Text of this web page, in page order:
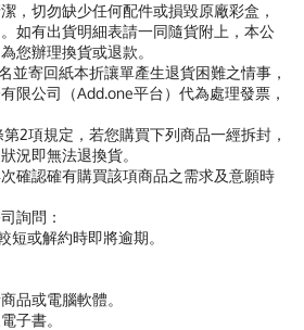
，切勿缺少任何配件或損毀原廠彩盒，
如有出貨明細表請一同隨貨附上，本公
您辦理換貨或退款。
並寄回紙本折讓單產生退貨困難之情事，
限公司（Add.one平台）代為處理發票，
2項規定，若您購買下列商品一經拆封，
況即無法退換貨。
確認確有購買該項商品之需求及意願時
詢問：
短或解約時即將逾期。
品或電腦軟體。
子書。